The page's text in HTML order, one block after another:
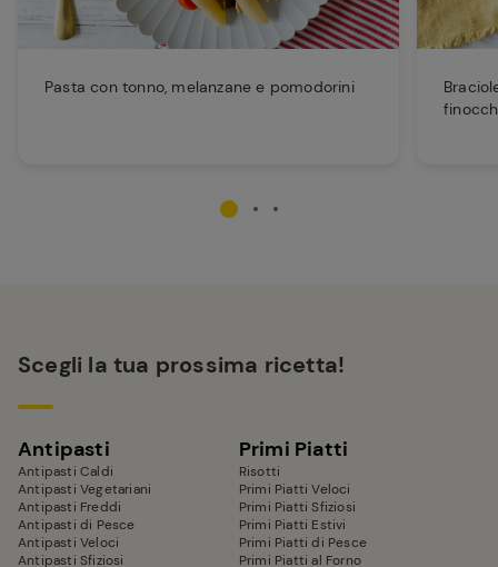
Pasta con tonno, melanzane e pomodorini
Scegli la tua prossima ricetta!
Antipasti
Antipasti Caldi
Antipasti Vegetariani
Antipasti Freddi
Antipasti di Pesce
Antipasti Veloci
Antipasti Sfiziosi
Primi Piatti
Risotti
Primi Piatti Veloci
Primi Piatti Sfiziosi
Primi Piatti Estivi
Primi Piatti di Pesce
Primi Piatti al Forno